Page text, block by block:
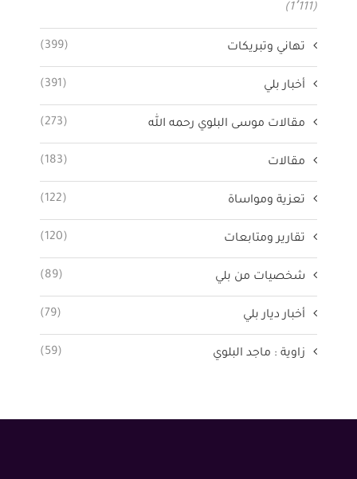
(1٬111)
تهاني وتبريكات (399)
أخبار بلي (391)
مقالات موسى البلوي رحمه الله (273)
مقالات (183)
تعزية ومواساة (122)
تقارير ومتابعات (120)
شخصيات من بلي (89)
أخبار ديار بلي (79)
زاوية : ماجد البلوي (59)